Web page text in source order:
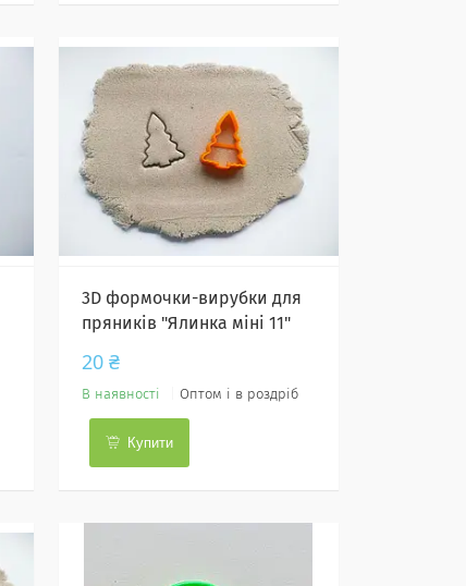
3D формочки-вирубки для
пряників "Ялинка міні 11"
20 ₴
В наявності Оптом і в роздріб
Купити